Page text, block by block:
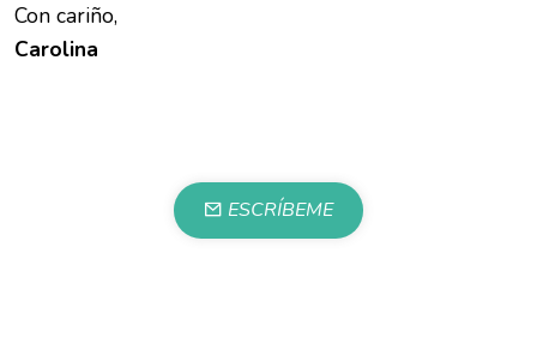
Con cariño,
Carolina
ESCRÍBEME